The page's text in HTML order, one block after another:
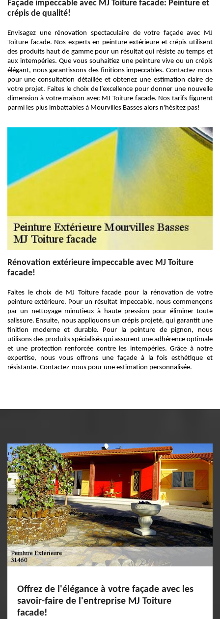
Façade impeccable avec MJ Toiture facade: Peinture et
crépis de qualité!
Envisagez une rénovation spectaculaire de votre façade avec MJ
Toiture facade. Nos experts en peinture extérieure et crépis utilisent
des produits haut de gamme pour un résultat qui résiste au temps et
aux intempéries. Que vous souhaitiez une peinture vive ou un crépis
élégant, nous garantissons des finitions impeccables. Contactez-nous
pour une consultation détaillée et obtenez une estimation claire de
votre projet. Faites le choix de l’excellence pour donner une nouvelle
dimension à votre maison avec MJ Toiture facade. Nos tarifs figurent
parmi les plus imbattables à Mourvilles Basses alors n'hésitez pas!
Rénovation extérieure impeccable avec MJ Toiture
facade!
Faites le choix de MJ Toiture facade pour la rénovation de votre
peinture extérieure. Pour un résultat impeccable, nous commençons
par un nettoyage minutieux à haute pression pour éliminer toute
salissure. Ensuite, nous appliquons un crépis projeté, qui garantit une
finition moderne et durable. Pour la peinture de pignon, nous
utilisons des produits spécialisés qui assurent une adhérence optimale
et une protection renforcée contre les intempéries. Grâce à notre
expertise, nous vous offrons une façade à la fois esthétique et
résistante. Contactez-nous pour une estimation personnalisée.
Offrez de l'élégance à votre façade avec les
savoir-faire de l'entreprise MJ Toiture
facade!